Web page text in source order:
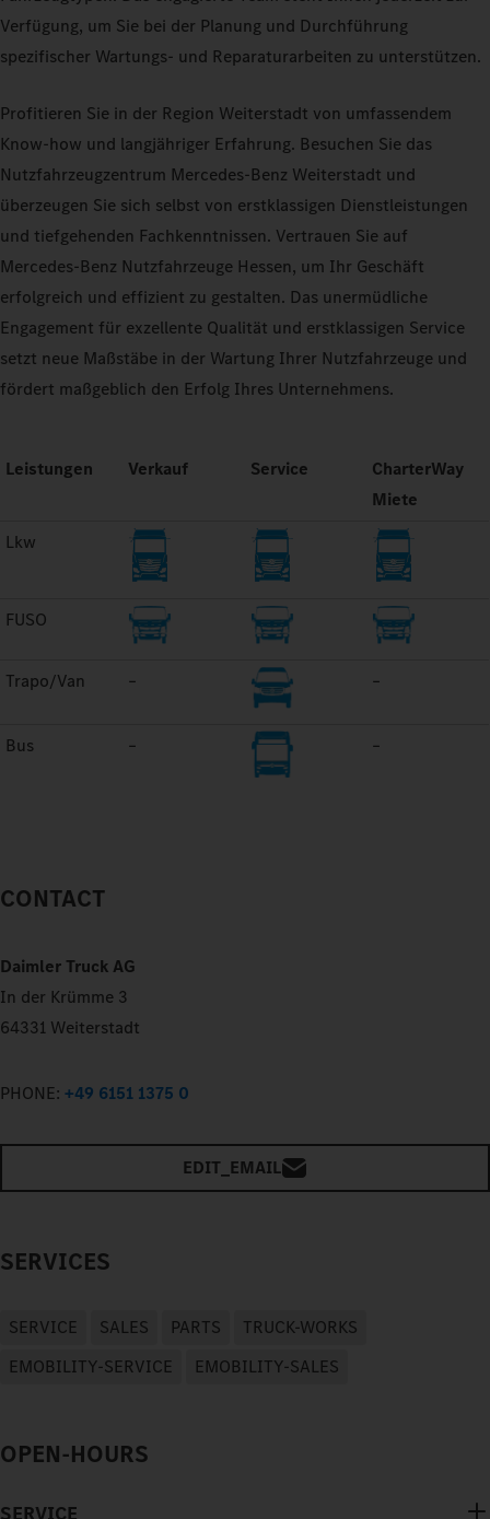
Verfügung, um Sie bei der Planung und Durchführung
spezifischer Wartungs- und Reparaturarbeiten zu unterstützen.
Profitieren Sie in der Region Weiterstadt von umfassendem
Know-how und langjähriger Erfahrung. Besuchen Sie das
Nutzfahrzeugzentrum Mercedes-Benz Weiterstadt und
überzeugen Sie sich selbst von erstklassigen Dienstleistungen
und tiefgehenden Fachkenntnissen. Vertrauen Sie auf
Mercedes-Benz Nutzfahrzeuge Hessen, um Ihr Geschäft
erfolgreich und effizient zu gestalten. Das unermüdliche
Engagement für exzellente Qualität und erstklassigen Service
setzt neue Maßstäbe in der Wartung Ihrer Nutzfahrzeuge und
fördert maßgeblich den Erfolg Ihres Unternehmens.
Leistungen Verkauf Service
CharterWay
Miete
Lkw
FUSO
Trapo/Van – –
Bus – –
CONTACT
Daimler Truck AG
In der Krümme 3
64331 Weiterstadt
PHONE: +49 6151 1375 0
EDIT_EMAIL
SERVICES
SERVICE SALES PARTS
TRUCK-WORKS
EMOBILITY-SERVICE
EMOBILITY-SALES
OPEN-HOURS